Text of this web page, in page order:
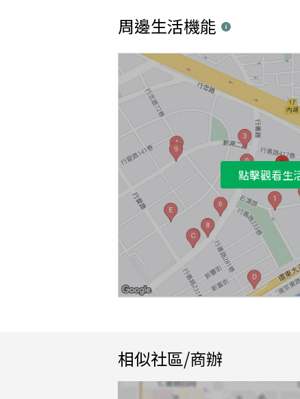
周邊生活機能
點擊觀看生
相似社區/商辦